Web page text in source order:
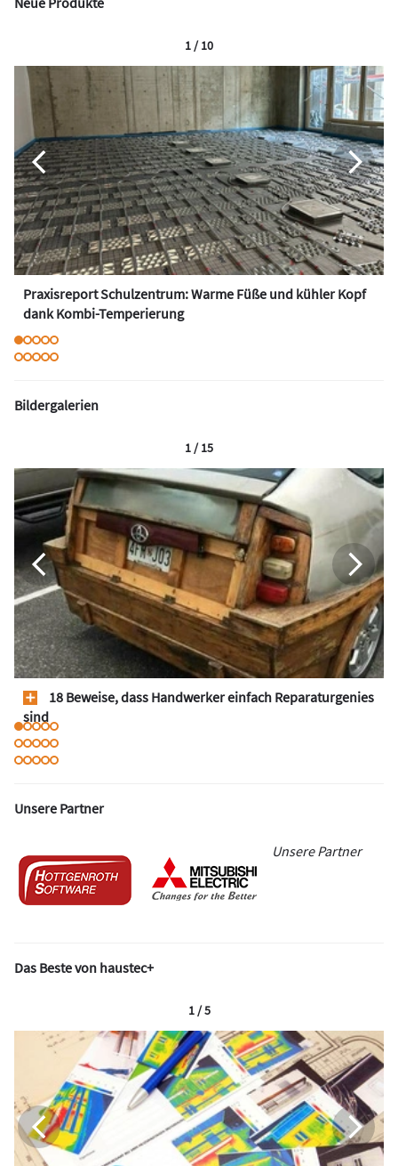
Praxisreport Schulzentrum: Warme Füße und kühler Kopf
dank Kombi-Temperierung
1 / 10
Bildergalerien
18 Beweise, dass Handwerker einfach Reparaturgenies
sind
1 / 15
Unsere Partner
Unsere Partner
Das Beste von haustec+
1 / 5